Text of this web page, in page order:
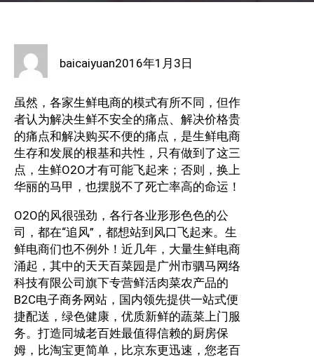
baicaiyuan2016年1月3日
虽然，各家生鲜电商的模式有所不同，但作
者认为解决生鲜不安全的痛点、解决价格贵
的痛点和解决购买不便的痛点，是生鲜电商
生存和发展的根基和共性，只有做到了这三
点，生鲜O2O才有可能飞起来；否则，换上
华丽的马甲，也摆脱不了死亡率高的命运！
O2O的风很强劲，各行各业形形色色的公
司，都在“追风”，都想站到风口飞起来。生
鲜电商们也不例外！ 近几年，大量生鲜电商
涌起，其中的天天百菜园是广州市驷马网络
科技有限公司旗下专营鲜活肉菜农产品的
B2C电子商务网站，国内领先提供一站式便
捷配送，绿色健康，优质新鲜的蔬菜上门服
务。打造同城老百姓最值得信赖的厨房保
姆，比淘宝更简单，比京东更迅速，您老百